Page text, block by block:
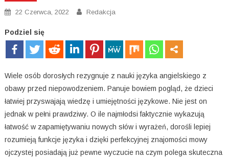
22 Czerwca, 2022 Redakcja
Podziel się
Wiele osób dorosłych rezygnuje z nauki języka angielskiego z
obawy przed niepowodzeniem. Panuje bowiem pogląd, że dzieci
łatwiej przyswajają wiedzę i umiejętności językowe. Nie jest on
jednak w pełni prawdziwy. O ile najmłodsi faktycznie wykazują
łatwość w zapamiętywaniu nowych słów i wyrażeń, dorośli lepiej
rozumieją funkcje języka i dzięki perfekcyjnej znajomości mowy
ojczystej posiadają już pewne wyczucie na czym polega skuteczna